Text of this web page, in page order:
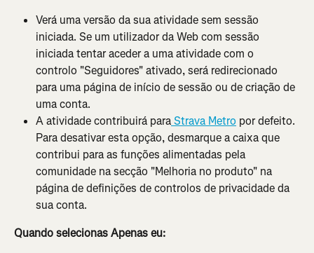
Verá uma versão da sua atividade sem sessão
iniciada. Se um utilizador da Web com sessão
iniciada tentar aceder a uma atividade com o
controlo "Seguidores" ativado, será redirecionado
para uma página de início de sessão ou de criação de
uma conta.
A atividade contribuirá para Strava Metro por defeito.
Para desativar esta opção, desmarque a caixa que
contribui para as funções alimentadas pela
comunidade na secção "Melhoria no produto" na
página de definições de controlos de privacidade da
sua conta.
Quando selecionas Apenas eu: